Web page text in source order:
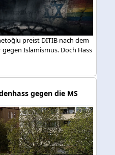
preist DITIB nach dem
Islamismus. Doch Hass
gegen die MS